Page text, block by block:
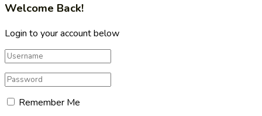
Welcome Back!
Login to your account below
Remember Me